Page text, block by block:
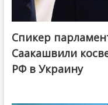
Спикер
Саакашвили
РФ в Украину